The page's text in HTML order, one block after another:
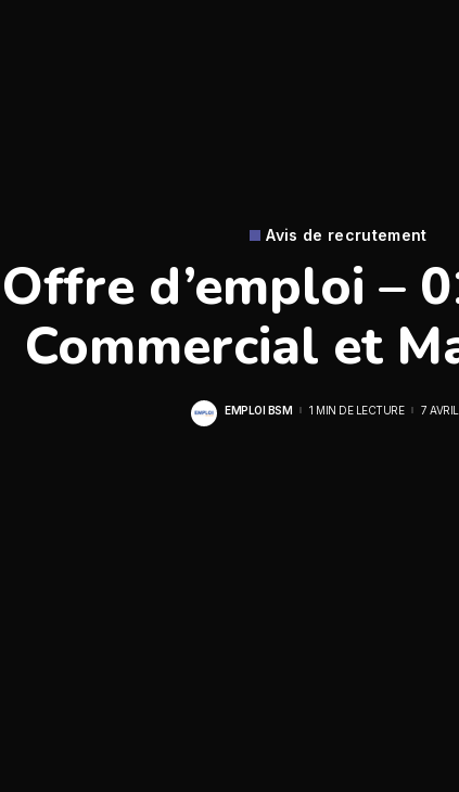
Avis de recrutement
Offre d’emploi –
Commercial et
POSTED
EMPLOI BSM 1 MIN DE LECTURE 7